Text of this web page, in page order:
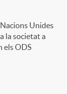
Unides
la societat a
els ODS